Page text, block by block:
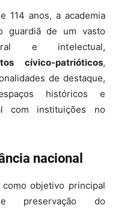
114 anos, a academia
guardiã de um vasto
e intelectual,
cívico-patrióticos,
de destaque,
históricos e
com instituições no
nacional
como objetivo principal
preservação do